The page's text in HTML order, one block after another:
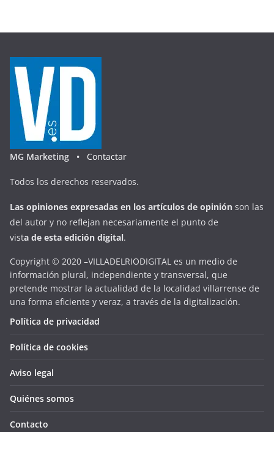
MG Marketing • Contactar
Todos los derechos reservados.
Las opiniones expresadas en los artículos de opinión son las
del autor y no reflejan necesariamente el punto de
vista de esta edición digital.
Copyright © 2020 –VILLADELRIODIGITAL es un medio de
información plural, independiente y transversal, que
pretende mostrar la actualidad de la localidad villarrense de
una forma eficiente y veraz, a través de la digitalización.
Política de privacidad
Política de cookies
Aviso legal
Quiénes somos
Contacto